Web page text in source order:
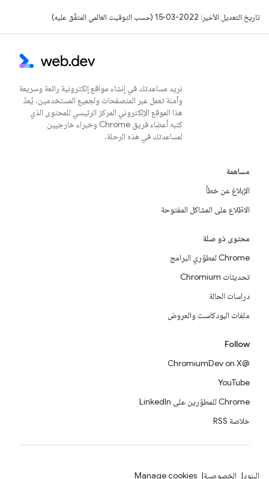
تاريخ التعديل الأخير: 2022-03-15 (حسب التوقيت العالمي المتفَّق عليه)
نريد مساعدتك في إنشاء مواقع إلكترونية رائعة وسريعة
وآمنة تعمل عبر المتصفحات ولجميع المستخدمين. يُعدّ
هذا الموقع الإلكتروني المركز الرئيسي للمحتوى الذي
كتبه أعضاء فريق Chrome وخبراء خارجيين
لمساعدتك في هذه الرحلة.
مساهمة
الإبلاغ عن خطأ
الاطّلاع على المشاكل المفتوحة
محتوى ذو صلة
Chrome لمطوّري البرامج
تحديثات Chromium
دراسات الحالة
ملفات البودكاست والعروض
Follow
@ChromiumDev on X
YouTube
Chrome للمطوّرين على LinkedIn
خلاصة RSS
البنود الخصوصية Manage cookies